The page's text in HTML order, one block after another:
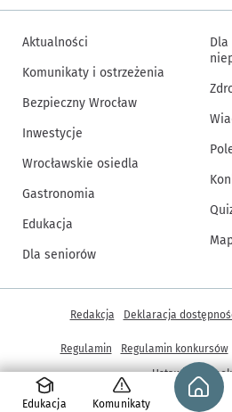
Edukacja Komunikaty
Aktualności
Komunikaty i ostrzeżenia
Bezpieczny Wrocław
Inwestycje
Wrocławskie osiedla
Gastronomia
Edukacja
Dla seniorów
Dla
© Copyright 2005-2026, ARAW
Inne informacje
Redakcja Deklaracja
Regulamin Regulamin konkursów
Ustawienia